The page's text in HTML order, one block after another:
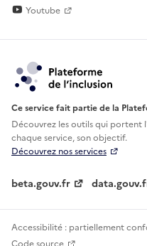
Youtube
Ce service fait partie de la
Découvrez les outils qui portent
chaque service, son objectif.
Découvrez nos services
beta.gouv.fr
Accessibilité : partiellement